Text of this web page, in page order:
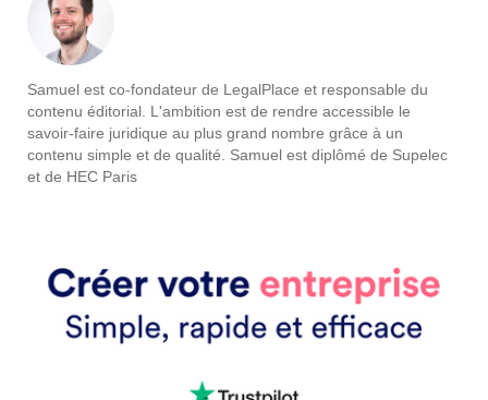
Samuel est co-fondateur de LegalPlace et responsable du
contenu éditorial. L'ambition est de rendre accessible le
savoir-faire juridique au plus grand nombre grâce à un
contenu simple et de qualité. Samuel est diplômé de Supelec
et de HEC Paris